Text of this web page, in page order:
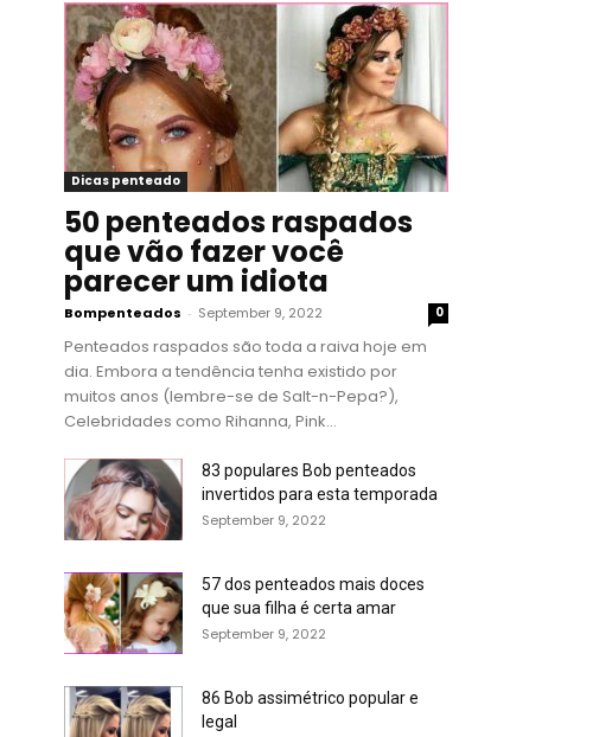
Dicas penteado
50 penteados raspados
que vão fazer você
parecer um idiota
Bompenteados - September 9, 2022 0
Penteados raspados são toda a raiva hoje em
dia. Embora a tendência tenha existido por
muitos anos (lembre-se de Salt-n-Pepa?),
Celebridades como Rihanna, Pink...
83 populares Bob penteados
invertidos para esta temporada
September 9, 2022
57 dos penteados mais doces
que sua filha é certa amar
September 9, 2022
86 Bob assimétrico popular e
legal